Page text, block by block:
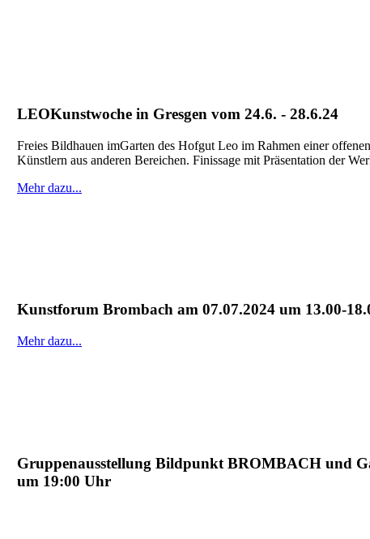
LEOKunstwoche in Gresgen vom 24.6. - 28.6.24
Freies Bildhauen imGarten des Hofgut Leo im Rahmen einer
Künstlern aus anderen Bereichen. Finissage mit Präsentation der
Mehr dazu...
Kunstforum Brombach am 07.07.2024 um 13.00-
Mehr dazu...
Gruppenausstellung Bildpunkt BROMBACH und
um 19:00 Uhr